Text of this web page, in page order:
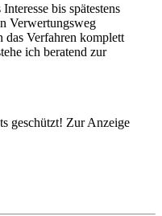
bis spätestens
Verwertungsweg
das Verfahren komplett
ich beratend zur
geschützt! Zur Anzeige